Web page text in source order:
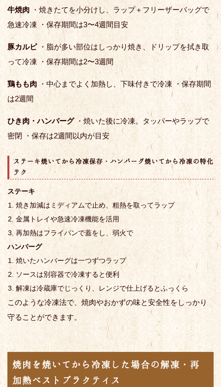
牛焼肉・焼きたてを小分けし、ラップ＋フリーザーバッグで
急速冷凍 ・保存期間は3〜4週間目安
豚カルビ・脂が多い部位はしっかり焼き、ドリップを拭き取
って冷凍 ・保存期間は2〜3週間
鶏もも肉・中心までよく加熱し、下味付きで冷凍 ・保存期間
は2週間
ひき肉・ハンバーグ・焼いた後に冷凍。タッパーやラップで
密閉 ・保存は2週間以内が目安
ステーキ焼いてから冷凍保存・ハンバーグ焼いてから冷凍の特化
テク
ステーキ
焼き加減はミディアムで止め、粗熱を取ってラップ
金属トレイや急速冷凍機能を活用
再加熱はフライパンで蓋をし、弱火で
ハンバーグ
焼いたハンバーグは一つずつラップ
ソースは別容器で冷凍すると便利
解凍は冷蔵庫でじっくり、レンジで仕上げるとふっくら
このような冷凍法で、焼肉やおかずの味と安全性をしっかり
守ることができます。
焼肉を焼いてから冷凍した場合の解凍・再
加熱ベストプラクティス